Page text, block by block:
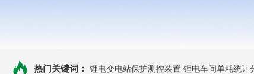
热门关键词： 锂电变电站保护测控装置 锂电车间单耗统计